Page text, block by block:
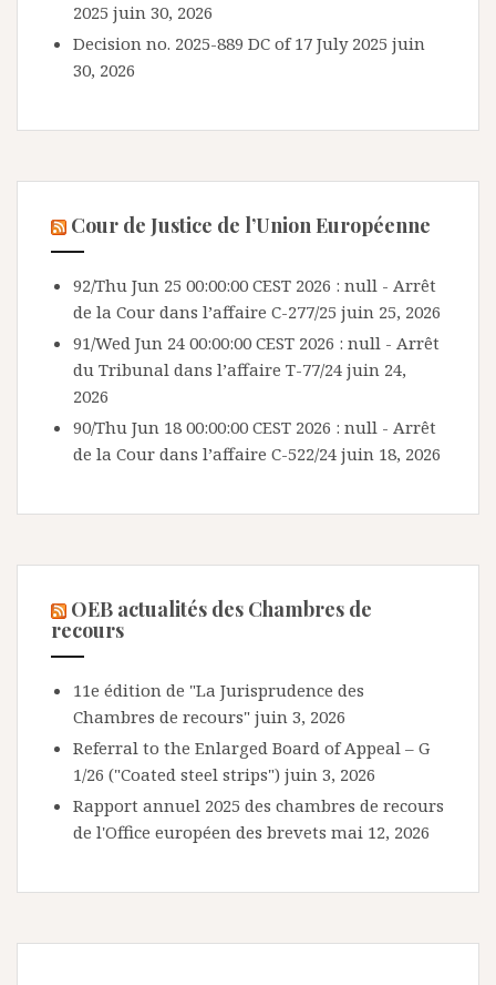
2025 juin 30, 2026
Decision no. 2025-889 DC of 17 July 2025 juin
30, 2026
Cour de Justice de l’Union Européenne
92/Thu Jun 25 00:00:00 CEST 2026 : null - Arrêt
de la Cour dans l’affaire C-277/25 juin 25, 2026
91/Wed Jun 24 00:00:00 CEST 2026 : null - Arrêt
du Tribunal dans l’affaire T-77/24 juin 24,
2026
90/Thu Jun 18 00:00:00 CEST 2026 : null - Arrêt
de la Cour dans l’affaire C-522/24 juin 18, 2026
OEB actualités des Chambres de
recours
11e édition de "La Jurisprudence des
Chambres de recours" juin 3, 2026
Referral to the Enlarged Board of Appeal – G
1/26 ("Coated steel strips") juin 3, 2026
Rapport annuel 2025 des chambres de recours
de l'Office européen des brevets mai 12, 2026